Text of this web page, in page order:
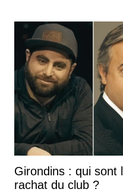
Girondins : qui sont
rachat du club ?